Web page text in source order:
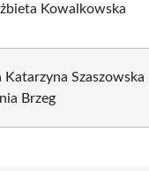
Kowalkowska
Szaszowska
Brzeg